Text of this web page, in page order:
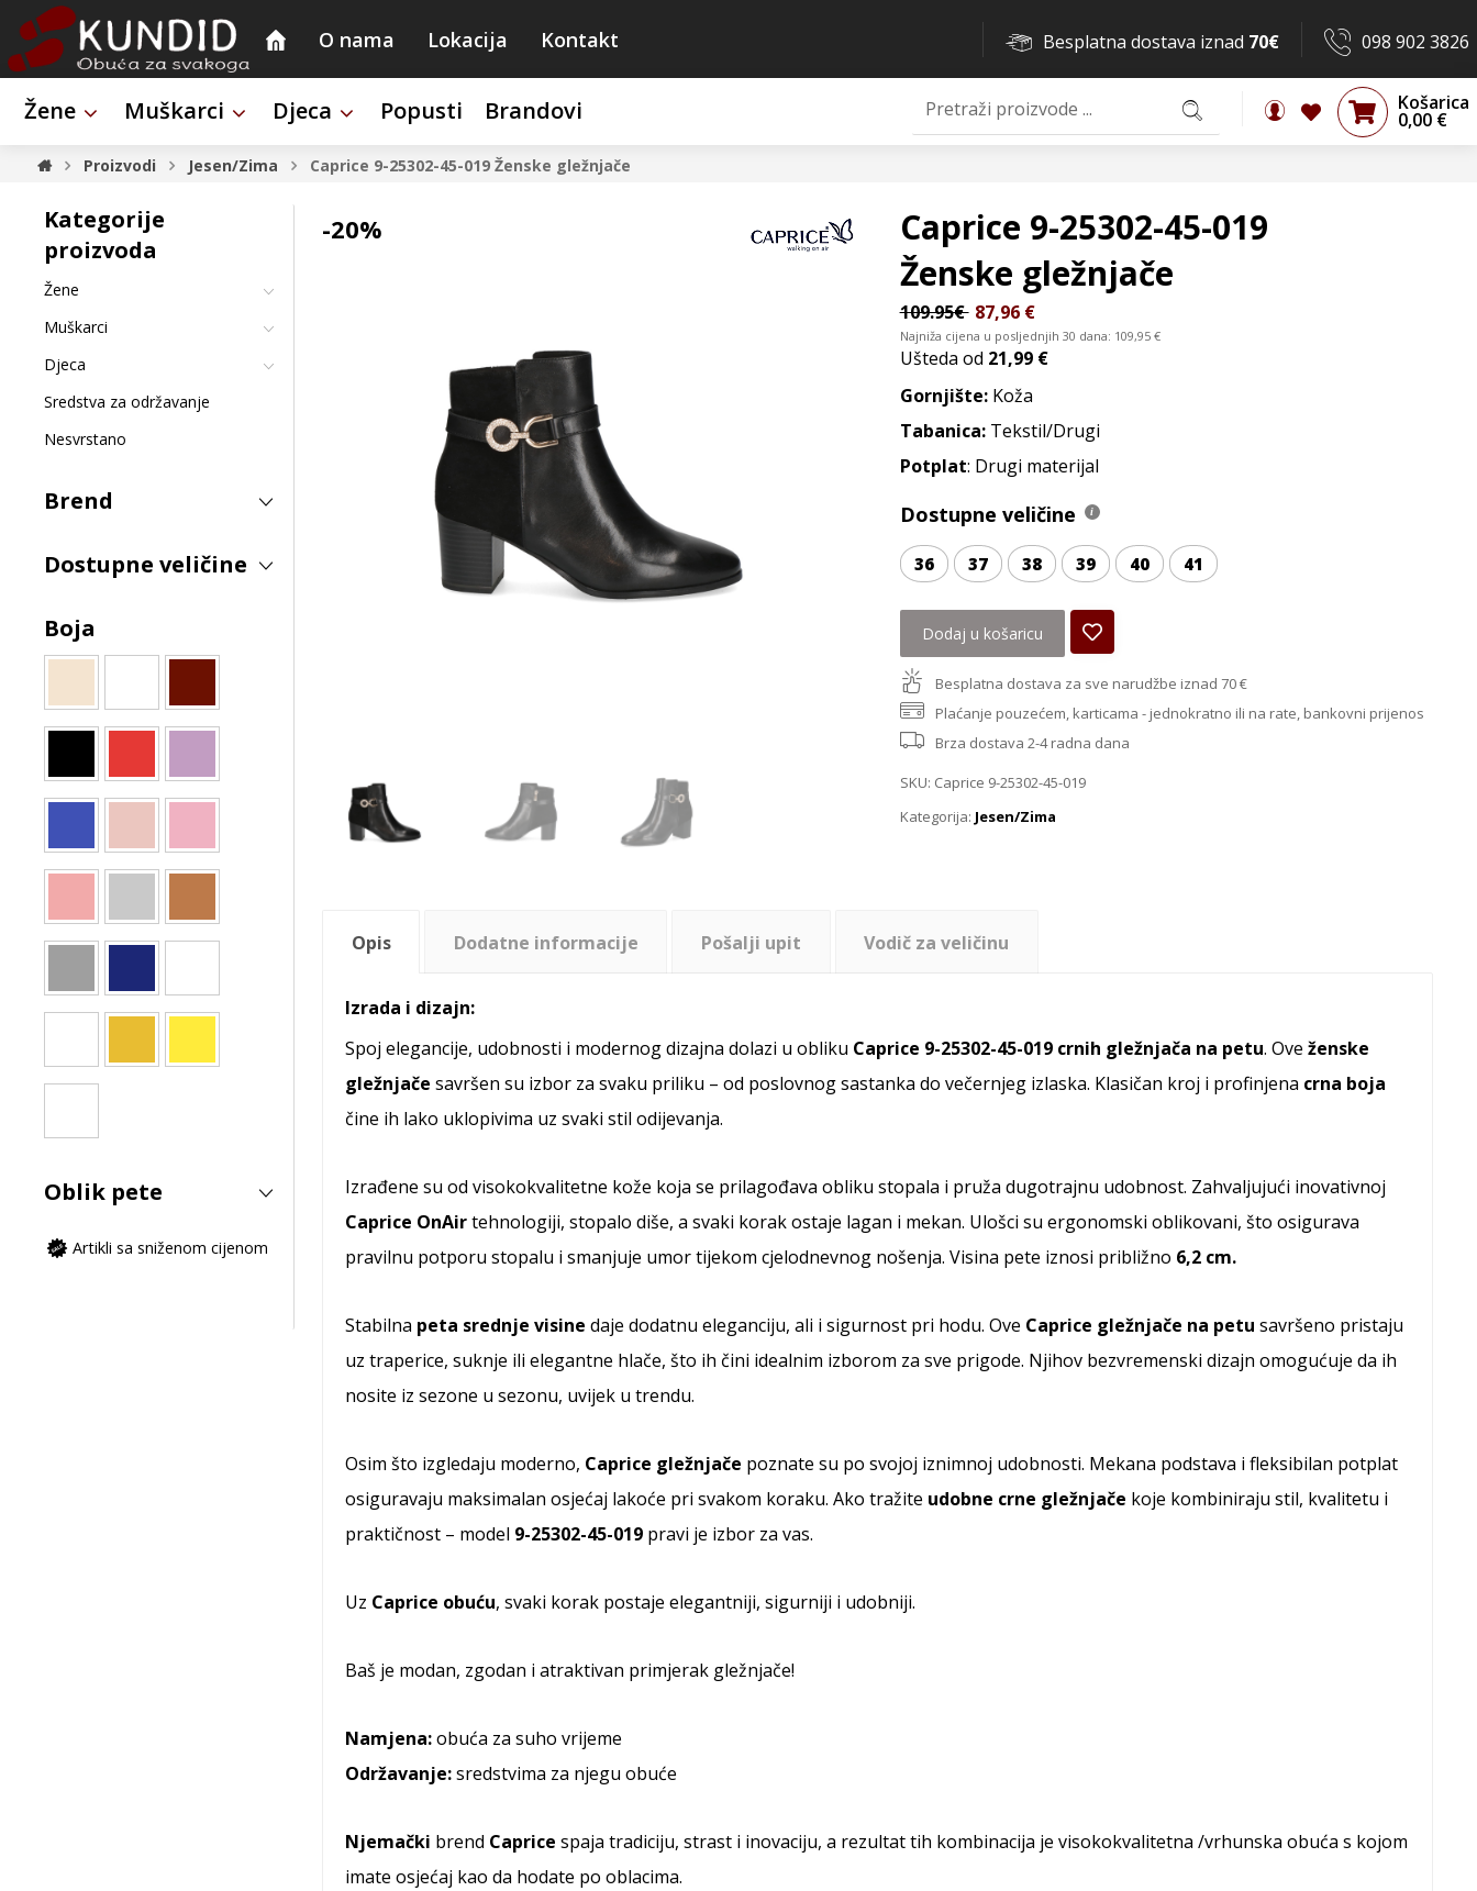
O nama Lokacija Kontakt 098 902 3826
Besplatna dostava iznad 70€
Žene Muškarci Djeca Popusti Brandovi Košarica
0,00 €
Proizvodi Jesen/Zima Caprice 9-25302-45-019 Ženske gležnjače
-20%
Caprice 9-25302-45-019
Ženske gležnjače
109.95€ 87,96 €
Najniža cijena u posljednjih 30 dana: 109,95 €
Ušteda od 21,99 €
Gornjište: Koža
Tabanica: Tekstil/Drugi
Potplat: Drugi materijal
Dostupne veličine
36 37 38 39 40 41
Dodaj u košaricu
Besplatna dostava za sve narudžbe iznad 70 €
Plaćanje pouzećem, karticama - jednokratno ili na rate, bankovni prijenos
Brza dostava 2-4 radna dana
SKU: Caprice 9-25302-45-019
Kategorija: Jesen/Zima
Opis Dodatne informacije Pošalji upit Vodič za veličinu
Izrada i dizajn:
Spoj elegancije, udobnosti i modernog dizajna dolazi u obliku Caprice 9-25302-45-019 crnih gležnjača na petu. Ove ženske
gležnjače savršen su izbor za svaku priliku – od poslovnog sastanka do večernjeg izlaska. Klasičan kroj i profinjena crna boja
čine ih lako uklopivima uz svaki stil odijevanja.
Izrađene su od visokokvalitetne kože koja se prilagođava obliku stopala i pruža dugotrajnu udobnost. Zahvaljujući inovativnoj
Caprice OnAirtehnologiji, stopalo diše, a svaki korak ostaje lagan i mekan. Ulošci su ergonomski oblikovani, što osigurava
pravilnu potporu stopalu i smanjuje umor tijekom cjelodnevnog nošenja. Visina pete iznosi približno 6,2 cm.
Stabilna peta srednje visine daje dodatnu eleganciju, ali i sigurnost pri hodu. Ove Caprice gležnjače na petu savršeno pristaju
uz traperice, suknje ili elegantne hlače, što ih čini idealnim izborom za sve prigode. Njihov bezvremenski dizajn omogućuje da ih
nosite iz sezone u sezonu, uvijek u trendu.
Osim što izgledaju moderno, Caprice gležnjače poznate su po svojoj iznimnoj udobnosti. Mekana podstava i fleksibilan potplat
osiguravaju maksimalan osjećaj lakoće pri svakom koraku. Ako tražite udobne crne gležnjače koje kombiniraju stil, kvalitetu i
praktičnost – model 9-25302-45-019pravi je izbor za vas.
Uz Caprice obuću, svaki korak postaje elegantniji, sigurniji i udobniji.
Baš je modan, zgodan i atraktivan primjerak gležnjače!
Namjena:obuća za suho vrijeme
Održavanje:sredstvima za njegu obuće
Njemački brend Caprice spaja tradiciju, strast i inovaciju, a rezultat tih kombinacija je visokokvalitetna /vrhunska obuća s kojom
imate osjećaj kao da hodate po oblacima.
Kategorije
proizvoda
Žene
Muškarci
Djeca
Sredstva za održavanje
Nesvrstano
Brend
Dostupne veličine
Boja
Oblik pete
Artikli sa sniženom cijenom